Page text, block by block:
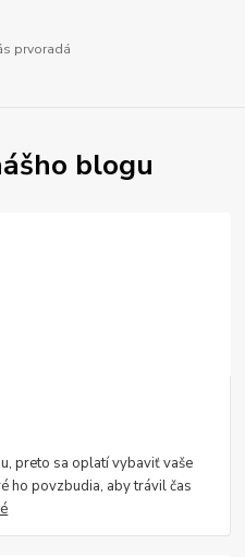
prvoradá
blogu
preto sa oplatí vybaviť vaše
ho povzbudia, aby trávil čas